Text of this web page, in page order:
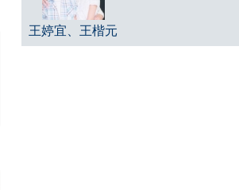
王婷宜、王楷元